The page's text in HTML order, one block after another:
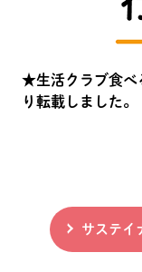
★生活クラブ食べ
り転載しました。
サステイ